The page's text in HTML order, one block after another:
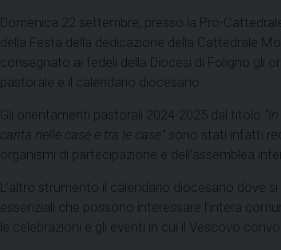
Domenica 22 settembre, presso la Pro-
della Festa della dedicazione della Cattedrale
consegnato ai fedeli della Diocesi di Foligno gli
pastorale e il calendario diocesano.
Gli orientamenti pastorali 2024-2025 dal titolo
carità nelle case e tra le case”sono stati infatti
organismi di partecipazione e dell’assemblea
L’altro strumento il calendario diocesano dove
essenziali che possono interessare l’intera
le celebrazioni e gli eventi in cui il Vescovo